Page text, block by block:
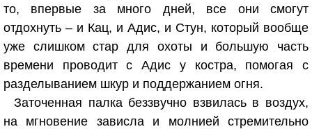
то, впервые за много дней, все они смогут
отдохнуть – и Кац, и Адис, и Стун, который вообще
уже слишком стар для охоты и большую часть
времени проводит с Адис у костра, помогая с
разделыванием шкур и поддержанием огня.
Заточенная палка беззвучно взвилась в воздух,
на мгновение зависла и молнией стремительно